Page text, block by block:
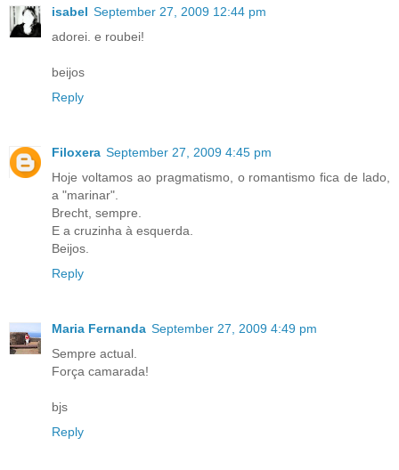
isabel September 27, 2009 12:44 pm
adorei. e roubei!
beijos
Reply
Filoxera September 27, 2009 4:45 pm
Hoje voltamos ao pragmatismo, o romantismo fica de lado,
a "marinar".
Brecht, sempre.
E a cruzinha à esquerda.
Beijos.
Reply
Maria Fernanda September 27, 2009 4:49 pm
Sempre actual.
Força camarada!
bjs
Reply